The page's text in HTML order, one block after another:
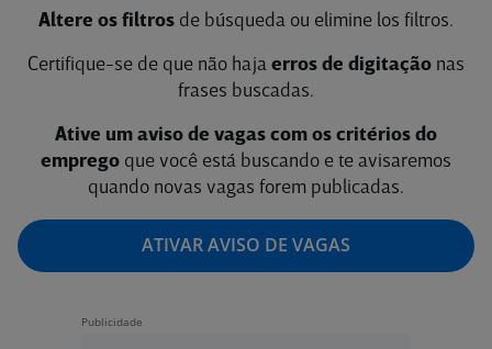
Altere os filtros de búsqueda ou elimine los filtros.
Certifique-se de que não haja erros de digitação nas
frases buscadas.
Ative um aviso de vagas com os critérios do
emprego que você está buscando e te avisaremos
quando novas vagas forem publicadas.
ATIVAR AVISO DE VAGAS